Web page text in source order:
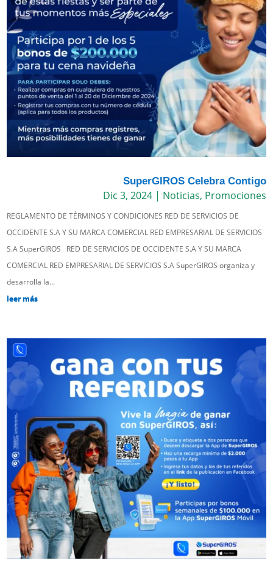
SuperGIROS Celebra Contigo
Dic 3, 2024| Noticias, Promociones
REGLAMENTO DE TÉRMINOS Y CONDICIONES RED DE SERVICIOS DE
OCCIDENTE S.A Y SU MARCA COMERCIAL RED EMPRESARIAL DE SERVICIOS
S.A SuperGIROS RED DE SERVICIOS DE OCCIDENTE S.A Y SU MARCA
COMERCIAL RED EMPRESARIAL DE SERVICIOS S.A SuperGIROS organiza y
desarrolla la...
leer más